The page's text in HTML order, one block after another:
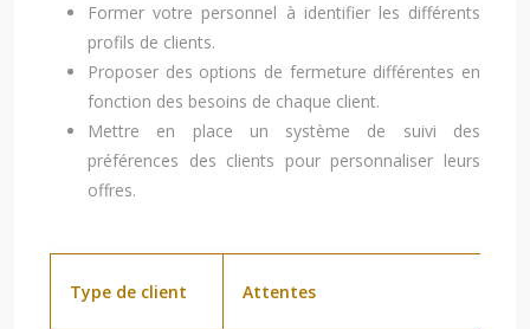
Former votre personnel à identifier les différents
profils de clients.
Proposer des options de fermeture différentes en
fonction des besoins de chaque client.
Mettre en place un système de suivi des
préférences des clients pour personnaliser leurs
offres.
Type de client Attentes